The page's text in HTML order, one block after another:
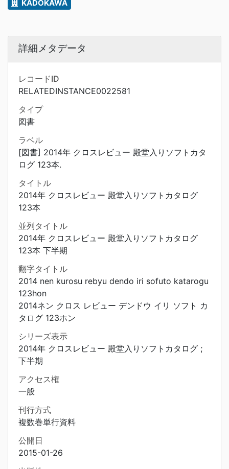
KADOKAWA
詳細メタデータ
レコードID
RELATEDINSTANCE0022581
タイプ
図書
ラベル
[図書] 2014年 クロスレビュー 殿堂入りソフトカタ
ログ 123本.
タイトル
2014年 クロスレビュー 殿堂入りソフトカタログ
123本
並列タイトル
2014年 クロスレビュー 殿堂入りソフトカタログ
123本 下半期
翻字タイトル
2014 nen kurosu rebyu dendo iri sofuto katarogu
123hon
2014ネン クロス レビュー デンドウ イリ ソフト カ
タログ 123ホン
シリーズ表示
2014年 クロスレビュー 殿堂入りソフトカタログ ;
下半期
アクセス権
一般
刊行方式
複数巻単行資料
公開日
2015-01-26